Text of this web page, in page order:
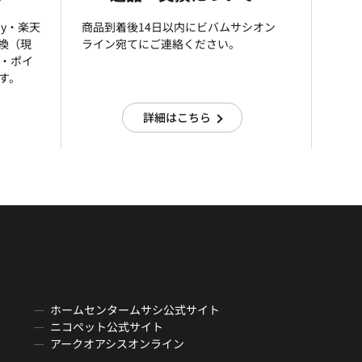
・楽天
（現
ポイ
商品到着後14日以内にビバムサシオン
ライン宛てにご連絡ください。
詳細はこちら
ホームセンタームサシ公式サイト
ニコペット公式サイト
アークオアシスオンライン